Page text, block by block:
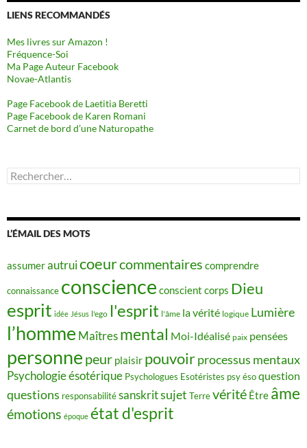
LIENS RECOMMANDÉS
Mes livres sur Amazon !
Fréquence-Soi
Ma Page Auteur Facebook
Novae-Atlantis
Page Facebook de Laetitia Beretti
Page Facebook de Karen Romani
Carnet de bord d’une Naturopathe
Rechercher :
L’ÉMAIL DES MOTS
assumerautruicoeurcommentaires comprendre
connaissance conscience conscient corps Dieu
esprit idée Jésus l'ego l'esprit l'âme la vérité logique Lumière
l’homme Maîtres mental Moi-Idéalisé paix pensées
personne peur plaisir pouvoirprocessus mentaux
Psychologie ésotérique Psychologues Esotéristes psy ésoquestion
questions responsabilitésanskritsujet Terrevérité Être âme
émotions époque état d'esprit